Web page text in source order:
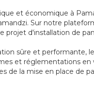
et économique à
Sur notre
d'installation de
sûre et performante,
et réglementations
la mise en place de